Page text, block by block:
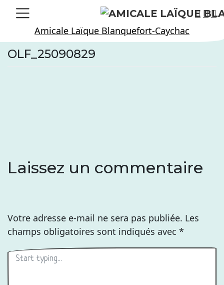
Skip
Amicale Laïque Blanquefort-Caychac
OLF_25090829
Laissez un commentaire
Votre adresse e-mail ne sera pas publiée. Les
champs obligatoires sont indiqués avec *